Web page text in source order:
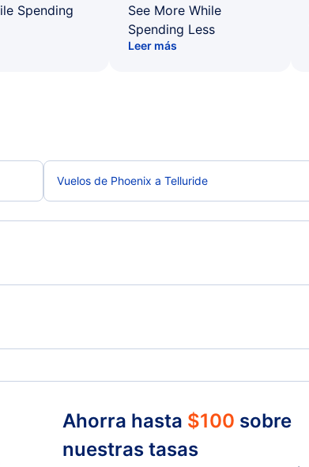
Spending
See More While
Spending Less
Leer más
Vuelos de Phoenix a Telluride
Grand Junction Vuelos
Ahorra hasta $100 sobre
nuestras tasas